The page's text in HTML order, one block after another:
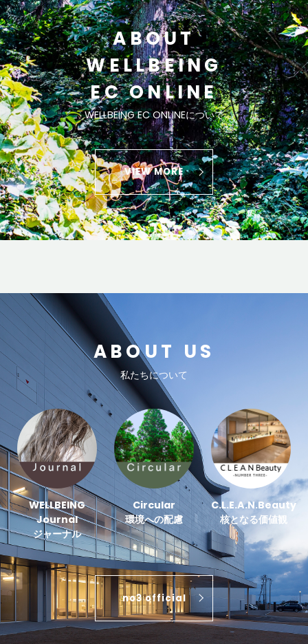
ABOUT
WELLBEING
EC ONLINE
WELLBEING EC ONLINEについて
VIEW MORE
ABOUT US
私たちについて
WELLBEING
Journal
ジャーナル
Circular
環境への配慮
C.L.E.A.N.Beauty
核となる価値観
no3 official